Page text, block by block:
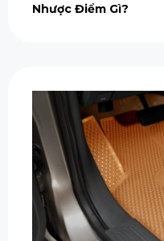
Nhược Điểm Gì?